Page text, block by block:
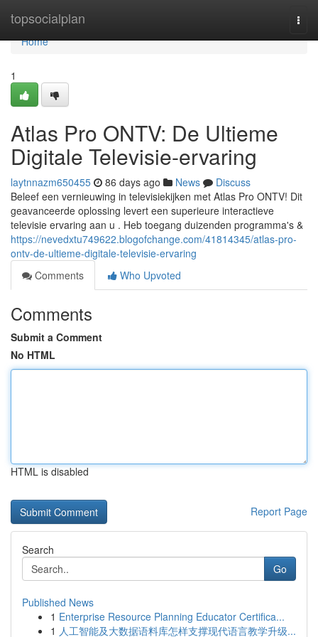
topsocialplan
Home
Home
1
Atlas Pro ONTV: De Ultieme
Digitale Televisie-ervaring
laytnnazm650455 86 days ago News
Discuss
Beleef een vernieuwing in televisiekijken met Atlas Pro ONTV! Dit
geavanceerde oplossing levert een superieure interactieve
televisie ervaring aan u . Heb toegang duizenden programma's &
https://nevedxtu749622.blogofchange.com/41814345/atlas-pro-
ontv-de-ultieme-digitale-televisie-ervaring
Comments
Who Upvoted
Comments
Submit a Comment
No HTML
HTML is disabled
Report Page
Search
Go
Published News
1 Enterprise Resource Planning Educator Certifica...
1 人工智能及大数据语料库怎样支撑现代语言教学升级...